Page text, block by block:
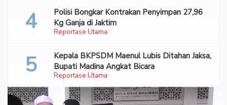
Reportase Utama
Polisi Bongkar Kontrakan Penyimpan 27,96
Kg Ganja di Jaktim
Reportase Utama
Kepala BKPSDM Maenul Lubis Ditahan Jaksa,
Bupati Madina Angkat Bicara